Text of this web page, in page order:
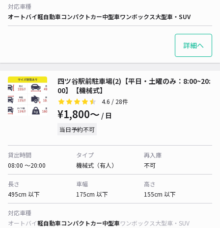
対応車種
オートバイ軽自動車コンパクトカー中型車ワンボックス大型車・SUV
詳細へ
四ツ谷駅前駐車場(2)【平日・土曜のみ：8:00~20:
00】【機械式】
4.6 / 28件
¥1,800〜 / 日
当日予約不可
貸出時間
08:00 〜20:00
タイプ
機械式（有人）
再入庫
不可
長さ
495cm 以下
車幅
175cm 以下
高さ
155cm 以下
対応車種
オートバイ軽自動車コンパクトカー中型車ワンボックス大型車・SUV